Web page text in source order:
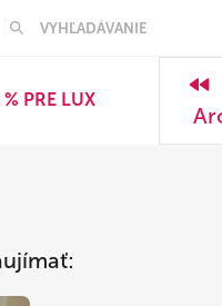
% PRE LUX